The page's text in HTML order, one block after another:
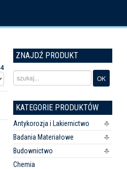
ZNAJDŹ PRODUKT
KATEGORIE PRODUKTÓW
Antykorozja i Lakiernictwo
Badania Materiałowe
Budownictwo
Chemia